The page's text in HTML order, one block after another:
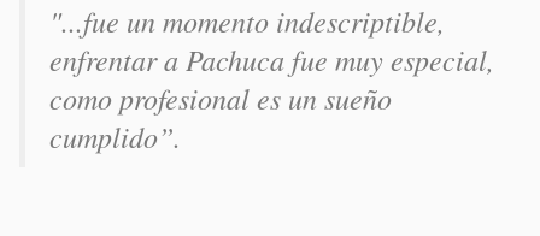
"...fue un momento indescriptible,
enfrentar a Pachuca fue muy especial,
como profesional es un sueño
cumplido”.